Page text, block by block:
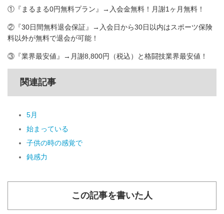
①『まるまる0円無料プラン』→入会金無料！月謝1ヶ月無料！
②『30日間無料退会保証』→入会日から30日以内はスポーツ保険
料以外が無料で退会が可能！
③『業界最安値』→月謝8,800円（税込）と格闘技業界最安値！
関連記事
5月
始まっている
子供の時の感覚で
鈍感力
この記事を書いた人